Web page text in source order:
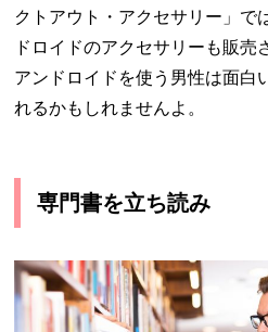
クトアウト・アクセサリー」で
ドロイドのアクセサリーも販売
アンドロイドを使う男性は面白
れるかもしれませんよ。
専門書を立ち読み